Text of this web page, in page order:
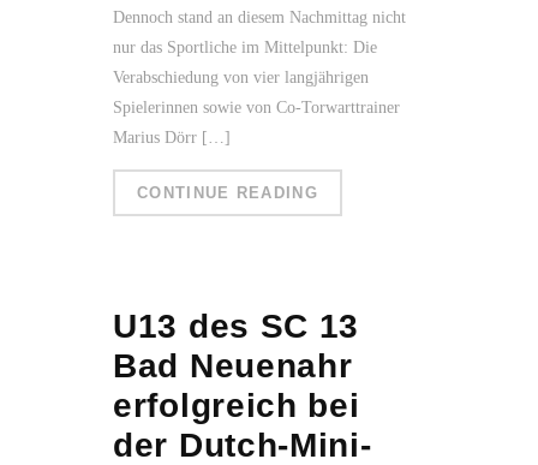
Dennoch stand an diesem Nachmittag nicht
nur das Sportliche im Mittelpunkt: Die
Verabschiedung von vier langjährigen
Spielerinnen sowie von Co-Torwarttrainer
Marius Dörr […]
CONTINUE READING
U13 des SC 13
Bad Neuenahr
erfolgreich bei
der Dutch-Mini-